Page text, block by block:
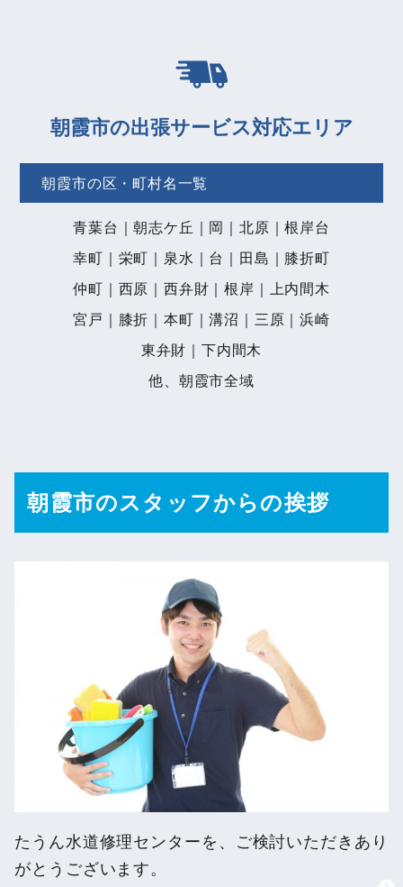
朝霞市の出張サービス対応エリア
朝霞市の区・町村名一覧
青葉台｜朝志ケ丘｜岡｜北原｜根岸台
幸町｜栄町｜泉水｜台｜田島｜膝折町
仲町｜西原｜西弁財｜根岸｜上内間木
宮戸｜膝折｜本町｜溝沼｜三原｜浜崎
東弁財｜下内間木
他、朝霞市全域
朝霞市のスタッフからの挨拶
たうん水道修理センターを、ご検討いただきあり
がとうございます。